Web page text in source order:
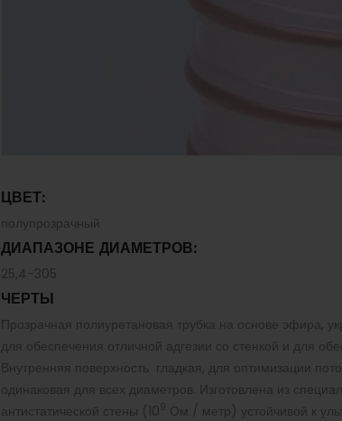
ЦВЕТ:
полупрозрачный
ДИАПАЗОНЕ ДИАМЕТРОВ:
25,4-305
ЧЕРТЫ
Прозрачная полиуретановая трубка на основе эфира,
для обеспечения отличной адгезии со стенкой и для
Внутренняя поверхность гладкая, для оптимизации
одинаковая для всех диаметров. Изготовлена из
антистатической стены (109 Ом / метр) устойчивой к